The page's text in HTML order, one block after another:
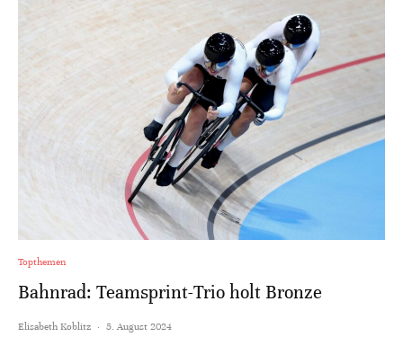
Topthemen
Bahnrad: Teamsprint-Trio holt Bronze
Elisabeth Koblitz · 5. August 2024